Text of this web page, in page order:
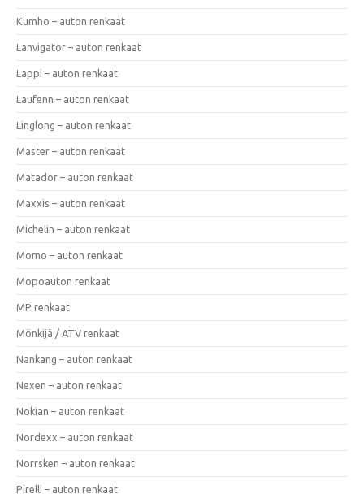
Kumho – auton renkaat
Lanvigator – auton renkaat
Lappi – auton renkaat
Laufenn – auton renkaat
Linglong – auton renkaat
Master – auton renkaat
Matador – auton renkaat
Maxxis – auton renkaat
Michelin – auton renkaat
Momo – auton renkaat
Mopoauton renkaat
MP renkaat
Mönkijä / ATV renkaat
Nankang – auton renkaat
Nexen – auton renkaat
Nokian – auton renkaat
Nordexx – auton renkaat
Norrsken – auton renkaat
Pirelli – auton renkaat